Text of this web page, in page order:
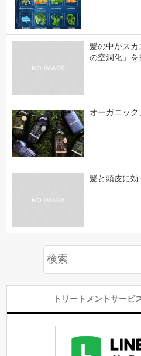
髪の中がス
の空洞化」
オーガニッ
髪と頭皮に効
トリートメントサービ